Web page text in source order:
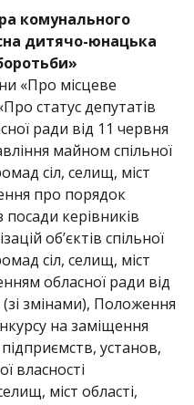
комунального
дитячо-юнацька
«Про місцеве
статус депутатів
ради від 11 червня
майном спільної
сіл, селищ, міст
про порядок
керівників
об’єктів спільної
сіл, селищ, міст
обласної ради від
змінами), Положення
на заміщення
установ,
власності
міст області,